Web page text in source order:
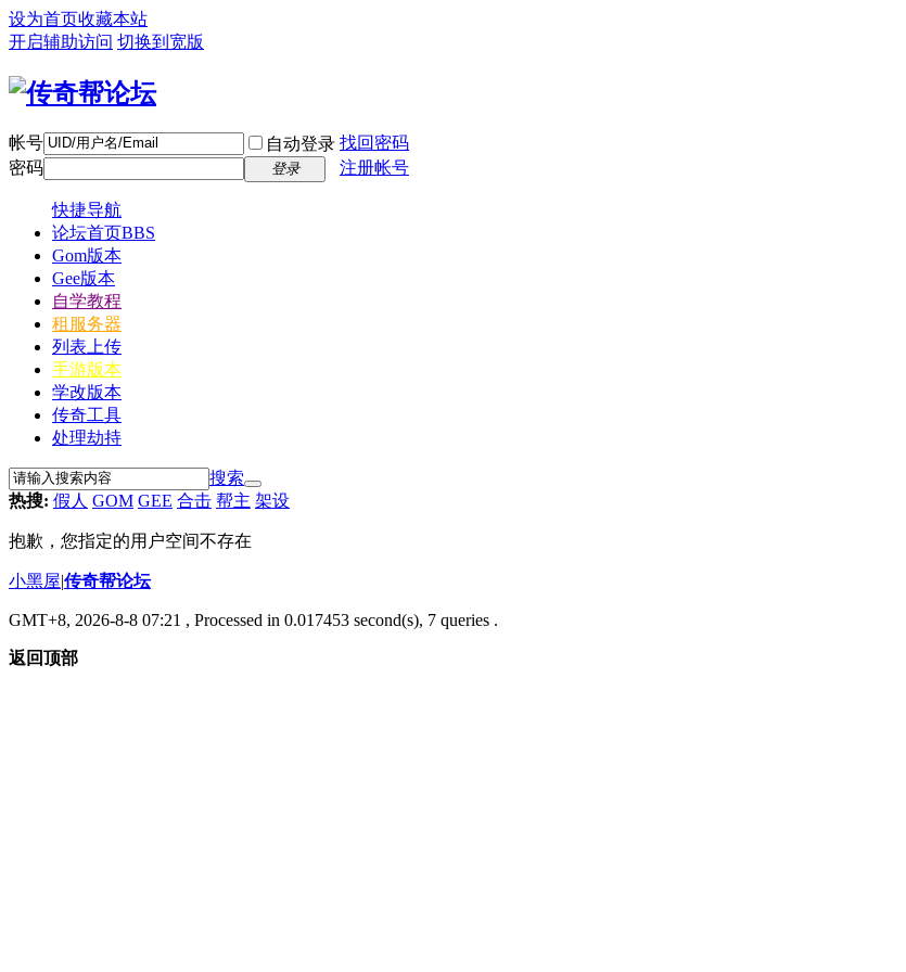
设为首页收藏本站
开启辅助访问 切换到宽版
帐号 自动登录 找回密码
密码
登录 注册帐号
快捷导航
论坛首页BBS
Gom版本
Gee版本
自学教程
租服务器
列表上传
手游版本
学改版本
传奇工具
处理劫持
搜索
热搜: 假人 GOM GEE 合击 帮主 架设
抱歉，您指定的用户空间不存在
小黑屋|传奇帮论坛
GMT+8, 2026-8-8 07:21 , Processed in 0.017453 second(s), 7 queries .
返回顶部